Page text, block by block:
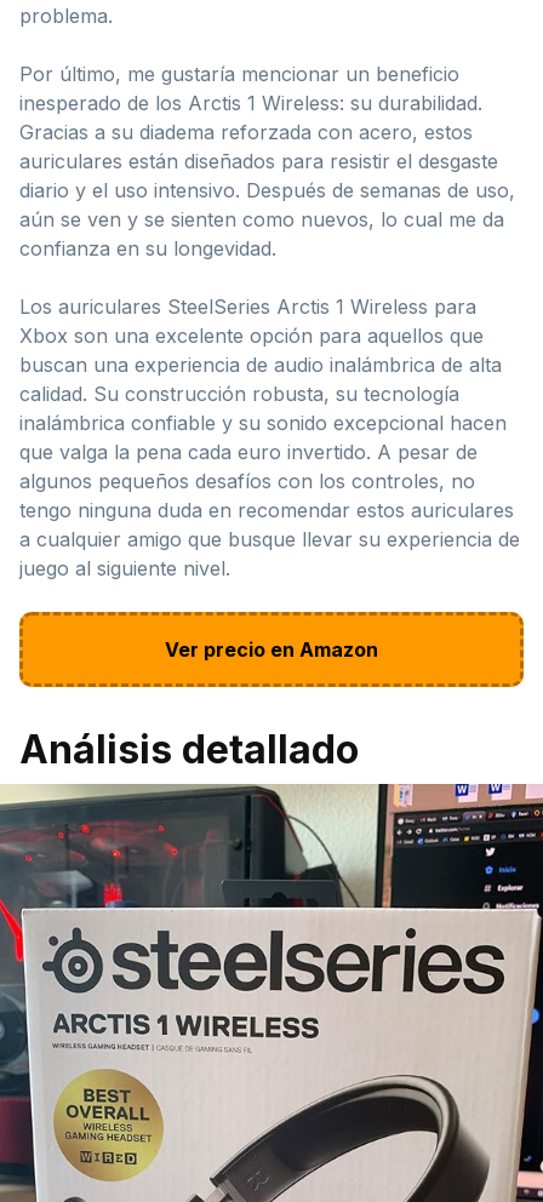
problema.
Por último, me gustaría mencionar un beneficio
inesperado de los Arctis 1 Wireless: su durabilidad.
Gracias a su diadema reforzada con acero, estos
auriculares están diseñados para resistir el desgaste
diario y el uso intensivo. Después de semanas de uso,
aún se ven y se sienten como nuevos, lo cual me da
confianza en su longevidad.
Los auriculares SteelSeries Arctis 1 Wireless para
Xbox son una excelente opción para aquellos que
buscan una experiencia de audio inalámbrica de alta
calidad. Su construcción robusta, su tecnología
inalámbrica confiable y su sonido excepcional hacen
que valga la pena cada euro invertido. A pesar de
algunos pequeños desafíos con los controles, no
tengo ninguna duda en recomendar estos auriculares
a cualquier amigo que busque llevar su experiencia de
juego al siguiente nivel.
Ver precio en Amazon
Análisis detallado